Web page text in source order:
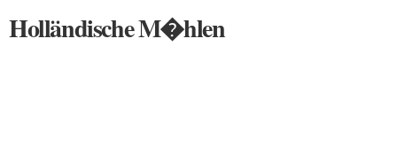
Holländische M�hlen